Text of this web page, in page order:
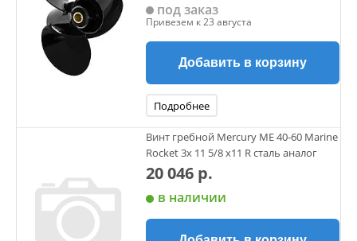
под заказ
Привезем к 23 августа
Добавить в корзину
Подробнее
Винт гребной Mercury ME 40-60 Marine
Rocket 3х 11 5/8 х11 R сталь аналог
20 046 р.
в наличии